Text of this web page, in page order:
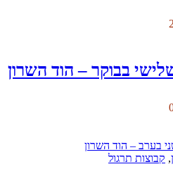
בבוקר – הוד השרון
בערב – הוד השרון
, קבוצות תרגול